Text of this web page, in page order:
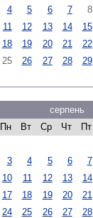
4
5 6 7 8
11
12 13 14 15
18
19 20 21 22
25
26 27 28 29
серпень
Пн
Вт Ср Чт Пт
3
4 5 6 7
10
11 12 13 14
17
18 19 20 21
24
25 26 27 28